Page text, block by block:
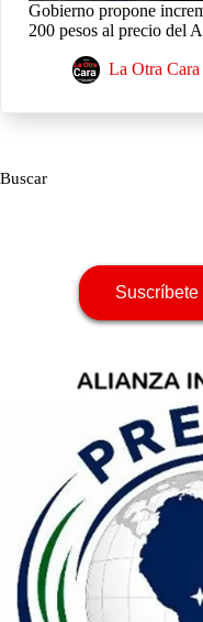
Gobierno propone
200 pesos al precio del
La Otra Cara
Buscar
Suscríbete